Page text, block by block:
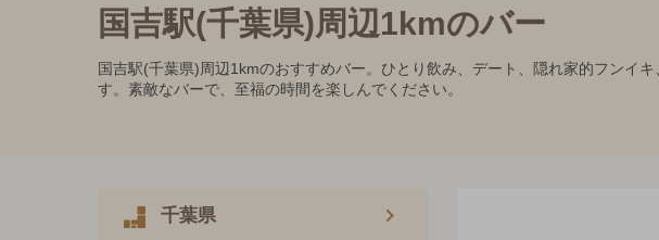
国吉駅(千葉県)周辺1kmのバー
国吉駅(千葉県)周辺1kmのおすすめバー。ひとり飲み、デート、隠れ家的フンイ
す。素敵なバーで、至福の時間を楽しんでください。
千葉県